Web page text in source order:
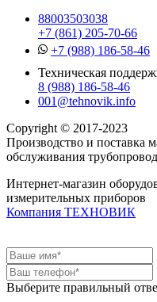
88003503038
+7 (861) 205-70-66
+7 (988) 186-58-46
Техническая
8 (988) 186-58-46
001@tehnovik.info
Copyright © 2017-2023
Производство и поставка
обслуживания
Интернет-магазин
измерительных приборов
Компания ТЕХНОВИК
Выберите правильный